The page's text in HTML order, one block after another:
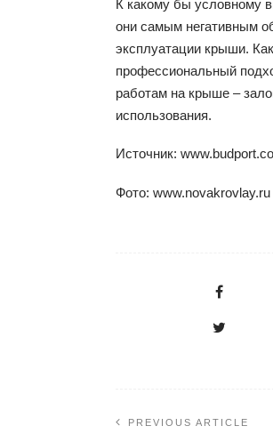
К какому бы условному
они самым негативным
эксплуатации крыши.
профессиональный
работам на крыше –
использования.
Источник:
Фото: www.novakrovlay.ru
PREVIOUS ARTICLE